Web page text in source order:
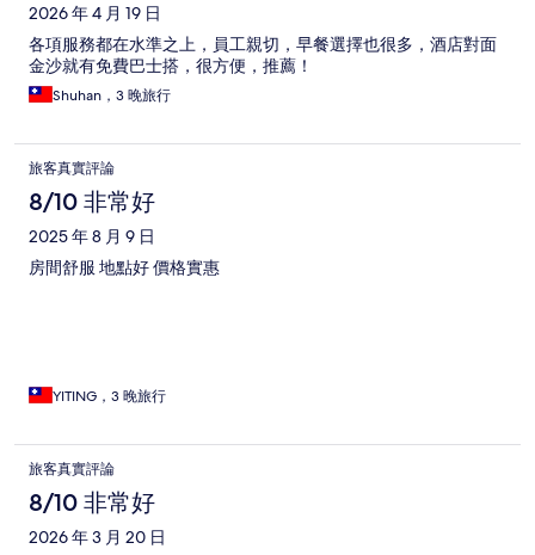
2026 年 4 月 19 日
各項服務都在水準之上，員工親切，早餐選擇也很多，酒店對面
金沙就有免費巴士搭，很方便，推薦！
Shuhan，3 晚旅行
旅客真實評論
8/10 非常好
2025 年 8 月 9 日
房間舒服 地點好 價格實惠
YITING，3 晚旅行
旅客真實評論
8/10 非常好
2026 年 3 月 20 日